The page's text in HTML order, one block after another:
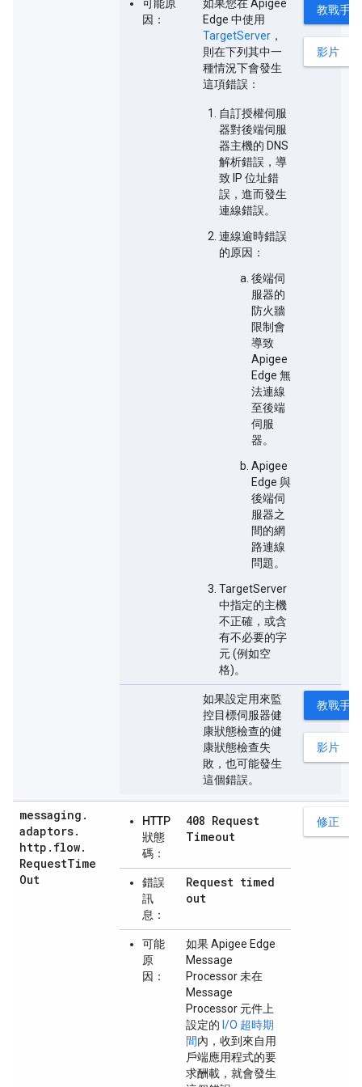
可能原
因：
如果您在 Apigee
Edge 中使用
TargetServer ，
則在下列其中一
種情況下會發生
這項錯誤：
自訂授權伺服
器對後端伺服
器主機的 DNS
解析錯誤，導
致 IP 位址錯
誤，進而發生
連線錯誤。
連線逾時錯誤
的原因：
後端伺
服器的
防火牆
限制會
導致
Apigee
Edge 無
法連線
至後端
伺服
器。
Apigee
Edge 與
後端伺
服器之
間的網
路連線
問題。
TargetServer
中指定的主機
不正確，或含
有不必要的字
元 (例如空
格)。
教戰手冊
影片
如果設定用來監
控目標伺服器健
康狀態檢查的健
康狀態檢查失
敗，也可能發生
這個錯誤。
教戰手冊
影片
messaging .
adaptors.
http . flow.
RequestTime
Out
HTTP
狀態
碼：
408 Request
Timeout
錯誤
訊
息：
Request timed
out
可能
原
因：
如果 Apigee Edge
Message
Processor 未在
Message
Processor 元件上
設定的 I/O 超時期
間內，收到來自用
戶端應用程式的要
求酬載，就會發生
修正